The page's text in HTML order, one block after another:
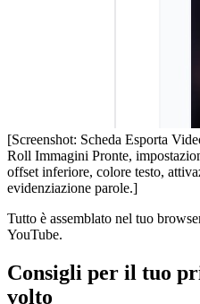
[Screenshot: Scheda Esporta
Roll Immagini Pronte,
offset inferiore, colore testo,
evidenziazione parole.]
Tutto è assemblato nel tuo
YouTube.
Consigli per il tuo
volto